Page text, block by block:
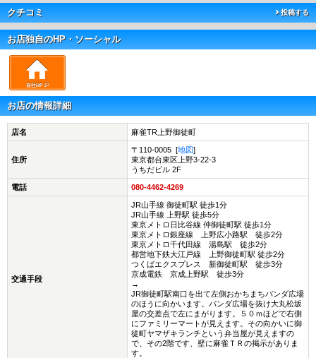
クチコミ 投稿する
お店独自のHP・ソーシャル
自社HP
お店の情報詳細
店名 麻雀TR上野御徒町
住所
〒110-0005 [地図]
東京都台東区上野3-22-3
うちだビル 2F
電話 080-4462-4269
交通手段
JR山手線 御徒町駅 徒歩1分
JR山手線 上野駅 徒歩5分
東京メトロ日比谷線 仲御徒町駅 徒歩1分
東京メトロ銀座線 上野広小路駅 徒歩2分
東京メトロ千代田線 湯島駅 徒歩2分
都営地下鉄大江戸線 上野御徒町駅 徒歩2分
つくばエクスプレス 新御徒町駅 徒歩3分
京成電鉄 京成上野駅 徒歩3分
→
JR御徒町駅南口を出て左側おかちまちパンダ広場
のほうに向かいます。パンダ広場を抜け大丸松坂
屋の交差点で左にまがります。５０ｍほどで右側
にファミリーマートが見えます。その向かいに御
徒町ヤマザキランチという弁当屋が見えますの
で、その2階です、壁に麻雀ＴＲの掲示がありま
す。